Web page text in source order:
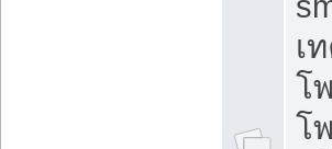
เ
โ
โ